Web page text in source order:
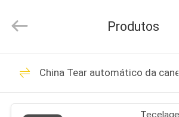
PARA
CASA
Machinery
Rights
Teares de
Produtos
China Tear automático da